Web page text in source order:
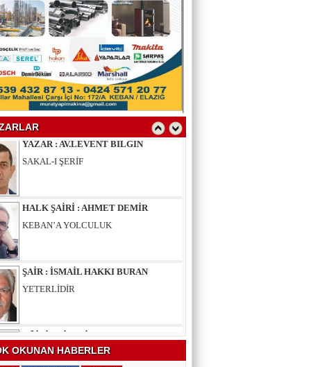
YAZAR : SELAHATTİN YALÇINER
YAZAR : AV.LEVENT BİLGİN
SAKAL-I ŞERİF
KEBAN’A YOLCULUK
ŞAİR : İSMAİL HAKKI BURAN
EĞİTİMCİ - ŞAİR : MUSTAFA ERGAN
EĞİTİMCİ - ŞAİR : FEVZİ ÖZDEMİR
EDEP
OKUNAN HABERLER